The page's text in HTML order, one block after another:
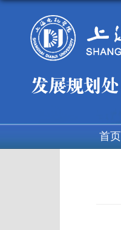
首页